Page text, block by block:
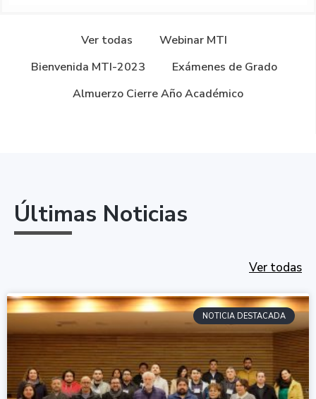
Ver todas
Webinar MTI
Bienvenida MTI-2023
Exámenes de Grado
Almuerzo Cierre Año Académico
Últimas Noticias
Ver todas
NOTICIA DESTACADA